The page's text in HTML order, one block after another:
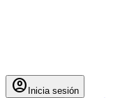
account_circle Inicia sesión